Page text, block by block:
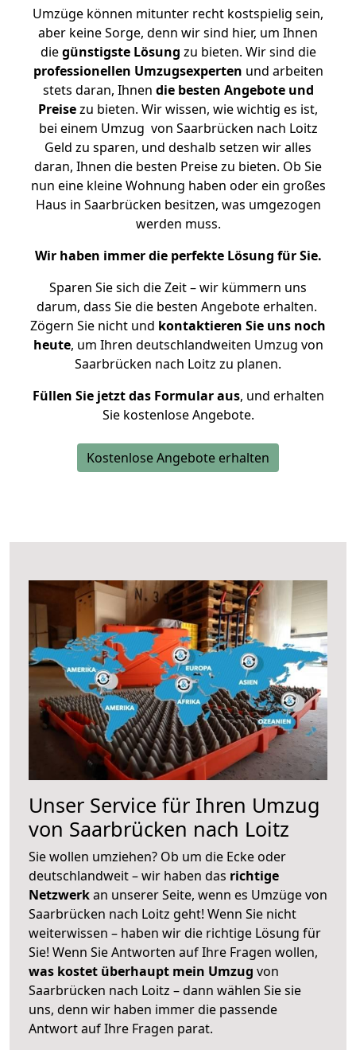
Umzüge können mitunter recht kostspielig sein,
aber keine Sorge, denn wir sind hier, um Ihnen
diegünstigste Lösung zu bieten. Wir sind die
professionellen Umzugsexperten und arbeiten
stets daran, Ihnen die besten Angebote und
Preisezu bieten. Wir wissen, wie wichtig es ist,
bei einem Umzug von Saarbrücken nach Loitz
Geld zu sparen, und deshalb setzen wir alles
daran, Ihnen die besten Preise zu bieten. Ob Sie
nun eine kleine Wohnung haben oder ein großes
Haus in Saarbrücken besitzen, was umgezogen
werden muss.
Wir haben immer die perfekte Lösung für Sie.
Sparen Sie sich die Zeit – wir kümmern uns
darum, dass Sie die besten Angebote erhalten.
Zögern Sie nicht und kontaktieren Sie uns noch
heute, um Ihren deutschlandweiten Umzug von
Saarbrücken nach Loitz zu planen.
Füllen Sie jetzt das Formular aus, und erhalten
Sie kostenlose Angebote.
Kostenlose Angebote erhalten
Unser Service für Ihren Umzug
von Saarbrücken nach Loitz
Sie wollen umziehen? Ob um die Ecke oder
deutschlandweit – wir haben das richtige
Netzwerkan unserer Seite, wenn es Umzüge von
Saarbrücken nach Loitz geht! Wenn Sie nicht
weiterwissen – haben wir die richtige Lösung für
Sie! Wenn Sie Antworten auf Ihre Fragen wollen,
was kostet überhaupt mein Umzug von
Saarbrücken nach Loitz – dann wählen Sie sie
uns, denn wir haben immer die passende
Antwort auf Ihre Fragen parat.